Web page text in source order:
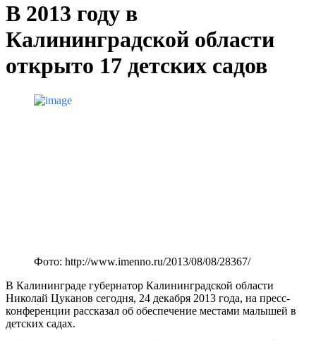
В 2013 году в
Калининградской области
открыто 17 детских садов
Фото: http://www.imenno.ru/2013/08/08/28367/
В Калининграде губернатор Калининградской области
Николай Цуканов сегодня, 24 декабря 2013 года, на пресс-
конференции рассказал об обеспечение местами малышей в
детских садах.